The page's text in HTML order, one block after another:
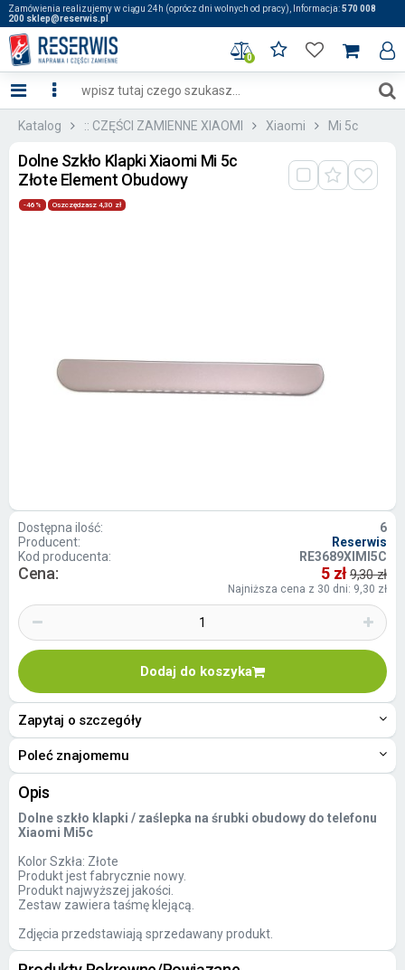
Zamówienia realizujemy w ciągu 24h (oprócz dni wolnych od pracy), Informacja:570 008
200 sklep@reserwis.pl
0
Katalog :: CZĘŚCI ZAMIENNE XIAOMI Xiaomi Mi 5c
Dolne Szkło Klapki Xiaomi Mi 5c
Złote Element Obudowy
-46% Oszczędzasz 4,30 zł
Dostępna ilość:
6
Producent:
Reserwis
Kod producenta:
RE3689XIMI5C
Cena: 5 zł9,30 zł
Najniższa cena z 30 dni: 9,30 zł
Dodaj do koszyka
Zapytaj o szczegóły
Poleć znajomemu
Opis
Dolne szkło klapki / zaślepka na śrubki obudowy do telefonu
Xiaomi Mi5c
Kolor Szkła: Złote
Produkt jest fabrycznie nowy.
Produkt najwyższej jakości.
Zestaw zawiera taśmę klejącą.
Zdjęcia przedstawiają sprzedawany produkt.